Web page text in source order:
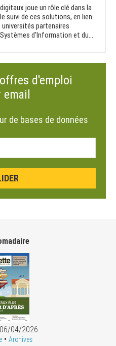
joue un rôle clé dans la
suivi de ces solutions, en lien
universités partenaires
d'Information et du...
d'emploi
de bases de données
04/2026
• Archives